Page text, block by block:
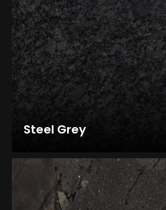
Steel Grey